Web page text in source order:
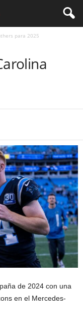
para 2025
de 2024 con una
en el Mercedes-